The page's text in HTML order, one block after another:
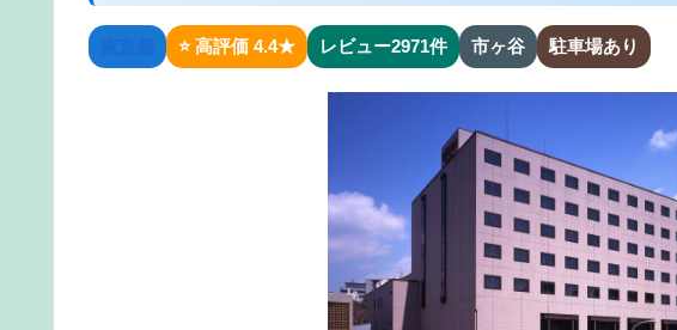
⭐ 高評価 4.4★ レビュー2971件 市ヶ谷 駐車場あり